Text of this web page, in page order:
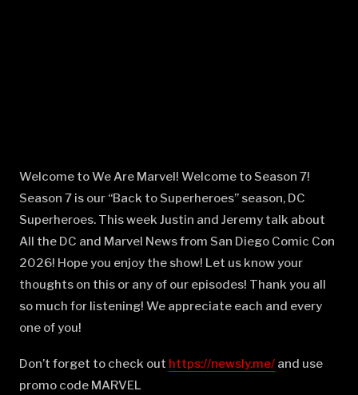
Welcome to We Are Marvel! Welcome to Season 7!
Season 7 is our “Back to Superheroes” season, DC
Superheroes. This week Justin and Jeremy talk about
All the DC and Marvel News from San Diego Comic Con
2026! Hope you enjoy the show! Let us know your
thoughts on this or any of our episodes! Thank you all
so much for listening! We appreciate each and every
one of you!
Don’t forget to check out ⁠⁠⁠⁠⁠⁠⁠⁠⁠⁠⁠⁠⁠⁠⁠⁠⁠⁠⁠⁠⁠⁠⁠⁠⁠⁠⁠⁠⁠⁠⁠⁠⁠⁠⁠⁠⁠⁠⁠⁠⁠⁠⁠⁠⁠⁠⁠⁠⁠⁠⁠⁠⁠⁠⁠⁠⁠⁠⁠⁠⁠⁠⁠⁠⁠⁠⁠⁠⁠⁠⁠⁠⁠⁠⁠⁠⁠⁠https://newsly.me/⁠⁠⁠⁠⁠⁠⁠⁠⁠⁠⁠⁠⁠⁠⁠⁠⁠⁠⁠⁠⁠⁠⁠⁠⁠⁠⁠⁠⁠⁠⁠⁠⁠⁠⁠⁠⁠⁠⁠⁠⁠⁠⁠⁠⁠⁠⁠⁠⁠⁠⁠⁠⁠⁠⁠⁠⁠⁠⁠⁠⁠⁠⁠⁠⁠⁠⁠⁠⁠⁠⁠⁠⁠⁠⁠⁠⁠⁠ and use
promo code MARVEL